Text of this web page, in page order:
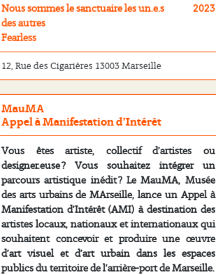
Nous sommes le sanctuaire les un.e.s
des autres
Fearless
2023
12, Rue des Cigarières 13003 Marseille
MauMA
Appel à Manifestation d’Intérêt
Vous êtes artiste, collectif d’artistes ou
designer.euse ? Vous souhaitez intégrer un
parcours artistique inédit ? Le MauMA, Musée
des arts urbains de MArseille, lance un Appel à
Manifestation d’Intérêt (AMI) à destination des
artistes locaux, nationaux et internationaux qui
souhaitent concevoir et produire une œuvre
d’art visuel et d’art urbain dans les espaces
publics du territoire de l’arrière-port de Marseille.